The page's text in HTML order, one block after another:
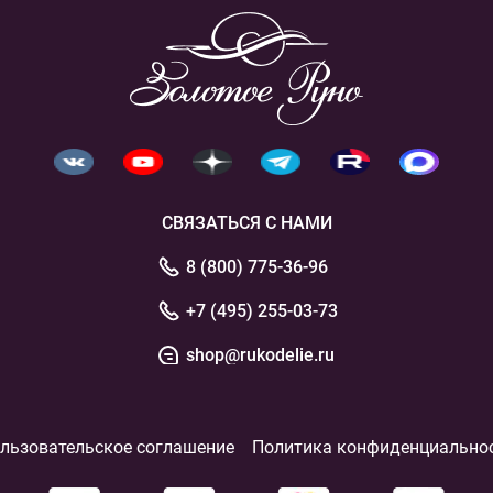
СВЯЗАТЬСЯ С НАМИ
8 (800) 775-36-96
+7 (495) 255-03-73
shop@rukodelie.ru
соглашение Политика